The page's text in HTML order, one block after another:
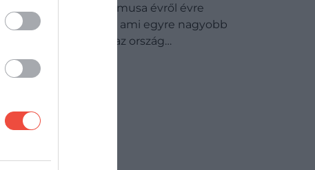
Olaszország turizmusa évről évre
rekordokat dönt, ami egyre nagyobb
nyomást helyez az ország…
ÚTI CÉL